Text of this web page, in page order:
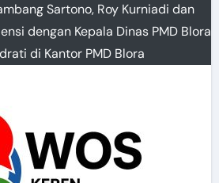
Sartono, Roy Kurniadi dan
dengan Kepala Dinas PMD Blora
di Kantor PMD Blora